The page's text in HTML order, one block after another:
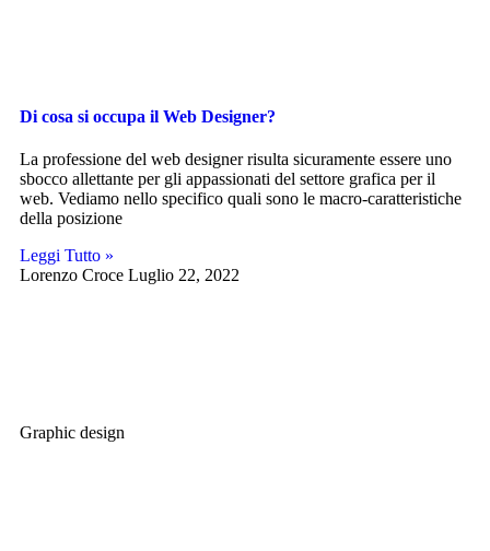
Di cosa si occupa il Web Designer?
La professione del web designer risulta sicuramente essere uno
sbocco allettante per gli appassionati del settore grafica per il
web. Vediamo nello specifico quali sono le macro-caratteristiche
della posizione
Leggi Tutto »
Lorenzo Croce Luglio 22, 2022
Graphic design